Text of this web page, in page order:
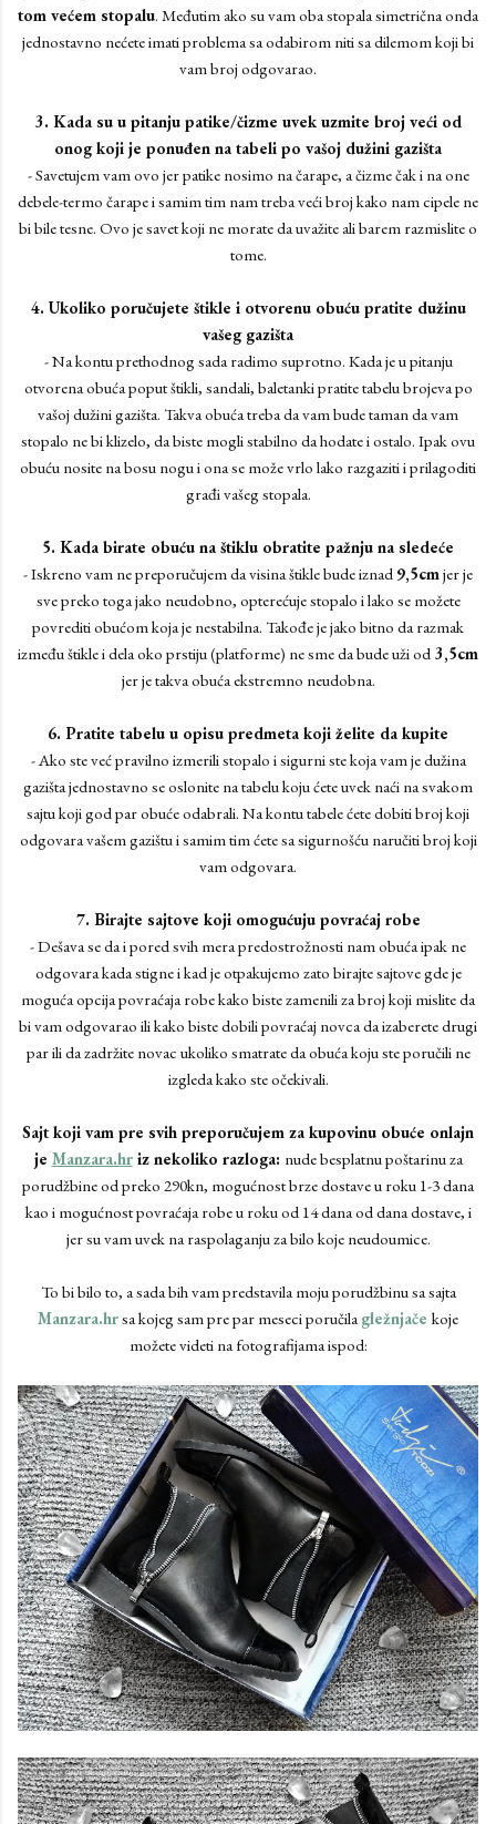
tom većem stopalu. Međutim ako su vam oba stopala simetrična onda
jednostavno nećete imati problema sa odabirom niti sa dilemom koji bi
vam broj odgovarao.
3. Kada su u pitanju patike/čizme uvek uzmite broj veći od
onog koji je ponuđen na tabeli po vašoj dužini gazišta
- Savetujem vam ovo jer patike nosimo na čarape, a čizme čak i na one
debele-termo čarape i samim tim nam treba veći broj kako nam cipele ne
bi bile tesne. Ovo je savet koji ne morate da uvažite ali barem razmislite o
tome.
4. Ukoliko poručujete štikle i otvorenu obuću pratite dužinu
vašeg gazišta
- Na kontu prethodnog sada radimo suprotno. Kada je u pitanju
otvorena obuća poput štikli, sandali, baletanki pratite tabelu brojeva po
vašoj dužini gazišta. Takva obuća treba da vam bude taman da vam
stopalo ne bi klizelo, da biste mogli stabilno da hodate i ostalo. Ipak ovu
obuću nosite na bosu nogu i ona se može vrlo lako razgaziti i prilagoditi
građi vašeg stopala.
5. Kada birate obuću na štiklu obratite pažnju na sledeće
- Iskreno vam ne preporučujem da visina štikle bude iznad 9,5cm jer je
sve preko toga jako neudobno, opterećuje stopalo i lako se možete
povrediti obućom koja je nestabilna. Takođe je jako bitno da razmak
između štikle i dela oko prstiju (platforme) ne sme da bude uži od 3,5cm
jer je takva obuća ekstremno neudobna.
6. Pratite tabelu u opisu predmeta koji želite da kupite
- Ako ste već pravilno izmerili stopalo i sigurni ste koja vam je dužina
gazišta jednostavno se oslonite na tabelu koju ćete uvek naći na svakom
sajtu koji god par obuće odabrali. Na kontu tabele ćete dobiti broj koji
odgovara vašem gazištu i samim tim ćete sa sigurnošću naručiti broj koji
vam odgovara.
7. Birajte sajtove koji omogućuju povraćaj robe
- Dešava se da i pored svih mera predostrožnosti nam obuća ipak ne
odgovara kada stigne i kad je otpakujemo zato birajte sajtove gde je
moguća opcija povraćaja robe kako biste zamenili za broj koji mislite da
bi vam odgovarao ili kako biste dobili povraćaj novca da izaberete drugi
par ili da zadržite novac ukoliko smatrate da obuća koju ste poručili ne
izgleda kako ste očekivali.
Sajt koji vam pre svih preporučujem za kupovinu obuće onlajn
je Manzara.hriz nekoliko razloga: nude besplatnu poštarinu za
porudžbine od preko 290kn, mogućnost brze dostave u roku 1-3 dana
kao i mogućnost povraćaja robe u roku od 14 dana od dana dostave, i
jer su vam uvek na raspolaganju za bilo koje neudoumice.
To bi bilo to, a sada bih vam predstavila moju porudžbinu sa sajta
Manzara.hrsa kojeg sam pre par meseci poručila gležnjače koje
možete videti na fotografijama ispod: